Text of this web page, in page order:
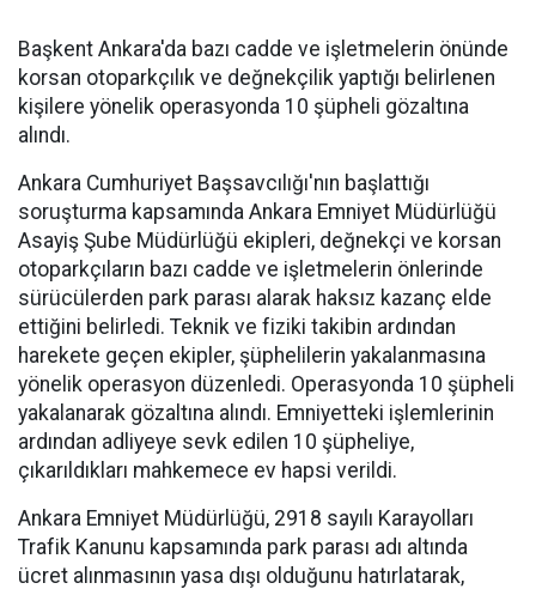
Başkent Ankara'da bazı cadde ve işletmelerin önünde
korsan otoparkçılık ve değnekçilik yaptığı belirlenen
kişilere yönelik operasyonda 10 şüpheli gözaltına
alındı.
Ankara Cumhuriyet Başsavcılığı'nın başlattığı
soruşturma kapsamında Ankara Emniyet Müdürlüğü
Asayiş Şube Müdürlüğü ekipleri, değnekçi ve korsan
otoparkçıların bazı cadde ve işletmelerin önlerinde
sürücülerden park parası alarak haksız kazanç elde
ettiğini belirledi. Teknik ve fiziki takibin ardından
harekete geçen ekipler, şüphelilerin yakalanmasına
yönelik operasyon düzenledi. Operasyonda 10 şüpheli
yakalanarak gözaltına alındı. Emniyetteki işlemlerinin
ardından adliyeye sevk edilen 10 şüpheliye,
çıkarıldıkları mahkemece ev hapsi verildi.
Ankara Emniyet Müdürlüğü, 2918 sayılı Karayolları
Trafik Kanunu kapsamında park parası adı altında
ücret alınmasının yasa dışı olduğunu hatırlatarak,